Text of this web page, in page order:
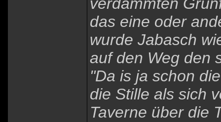
verdammten
das eine oder
wurde Jabasch
auf den Weg den
"Da is ja schon
die Stille als sich
Taverne über die